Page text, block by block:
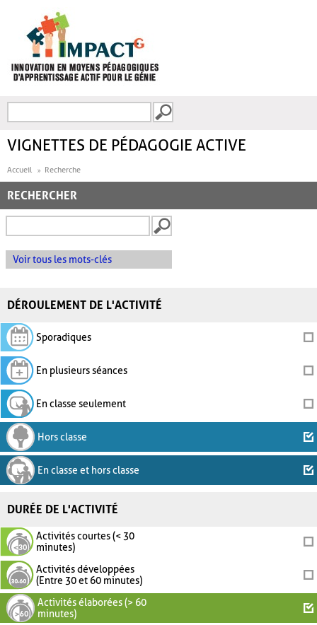
FORMULAIRE DE
VIGNETTES DE PÉDAGOGIE ACTIVE
Accueil Recherche
RECHERCHER
Voir tous les mots-clés
DÉROULEMENT DE L'ACTIVITÉ
Sporadiques
En plusieurs séances
En classe seulement
Hors classe
En classe et hors classe
DURÉE DE L'ACTIVITÉ
Activités courtes (< 30
minutes)
Activités développées
(Entre 30 et 60 minutes)
Activités élaborées (> 60
minutes)